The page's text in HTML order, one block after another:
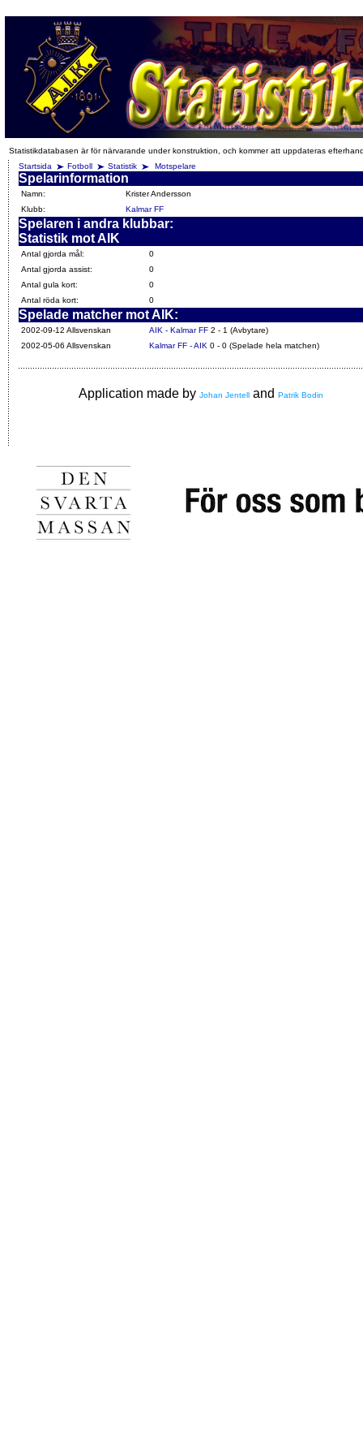
Statistikdatabasen är för närvarande under konstruktion, och kommer att uppdateras
Startsida
Fotboll Statistik Motspelare
Spelarinformation
Namn:
Krister Andersson
Klubb:
Kalmar FF
Spelaren i andra klubbar:
Statistik mot AIK
Antal gjorda mål:
0
Antal gjorda assist:
0
Antal gula kort:
0
Antal röda kort:
0
Spelade matcher mot AIK:
2002-09-12 Allsvenskan AIK - Kalmar FF 2 - 1 (Avbytare)
2002-05-06 Allsvenskan
Kalmar FF - AIK 0 - 0 (Spelade hela matchen)
Application made by Johan Jentell and Patrik Bodin